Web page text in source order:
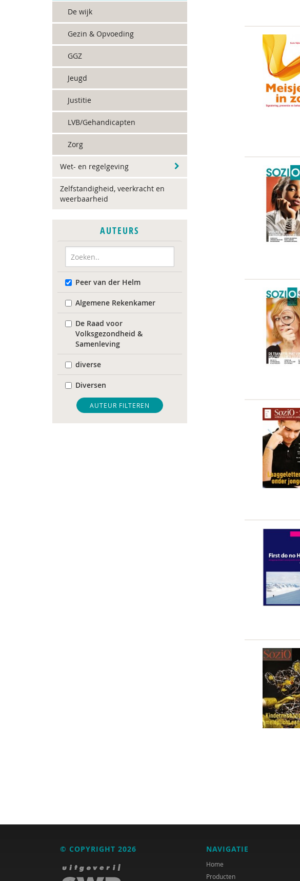
De wijk
Gezin & Opvoeding
GGZ
Jeugd
Justitie
LVB/Gehandicapten
Zorg
Wet- en regelgeving
Zelfstandigheid, veerkracht en
weerbaarheid
AUTEURS
Peer van der Helm
Algemene Rekenkamer
De Raad voor
Volksgezondheid &
Samenleving
diverse
Diversen
Landelijk Kenniscentrum
LVB
Erik Alink
Astrid Altena
José an den Putte
AUTEUR FILTEREN
© COPYRIGHT 2026 NAVIGATIE
Home
Producten